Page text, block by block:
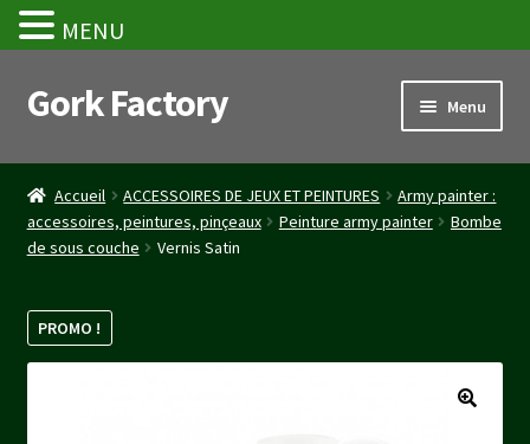
Aller
à
navigation
Aller
au
Gork Factory Menu
Accueil
CGV
Panier
Accueil ACCESSOIRES DE JEUX ET PEINTURES
Army painter :
accessoires, peintures, pinçeaux
Peinture army painter
Bombe
de sous couche
Vernis Satin
PROMO !
MENU